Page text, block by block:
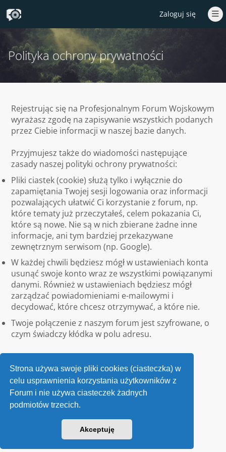
Strona używa swoje pliki cookies (ciasteczka) w
celu usprawnienia korzystania użytkowników z
Forum i nie używa ciasteczek żadnych
podmiotów trzecich.
Akceptuję
Zaloguj się
Polityka ochrony prywatności
Rejestrując się na Profesjonalnym Forum Wojskowym
wyrażasz zgodę na zapisywanie wszystkich podanych
przez Ciebie informacji w naszej bazie danych.
Przyjmujesz także do wiadomości następujące
zasady naszej polityki ochrony prywatności:
Pliki ciastek (cookie) służą tylko i wyłącznie do
zapamiętania Twojej sesji logowania oraz informacji
pozwalających ułatwić Ci korzystanie z forum, np.
które tematy już przeczytałeś, celem pokazania Ci,
które są nowe. Nie są w nich zbierane żadne inne
informacje, ani tym bardziej przekazywane
zewnętrznym serwisom (np. Google).
W każdej chwili będziesz mógł w ustawieniach konta
usunąć swoje konto wraz ze wszystkimi powiązanymi
danymi. Również w ustawieniach będziesz mógł
zarządzać powiadomieniami e-mailowymi i
decydować, które chcesz otrzymywać, a które nie.
Twoje połączenie z naszym forum jest szyfrowane, o
czym świadczy kłódka w polu adresu.
v118